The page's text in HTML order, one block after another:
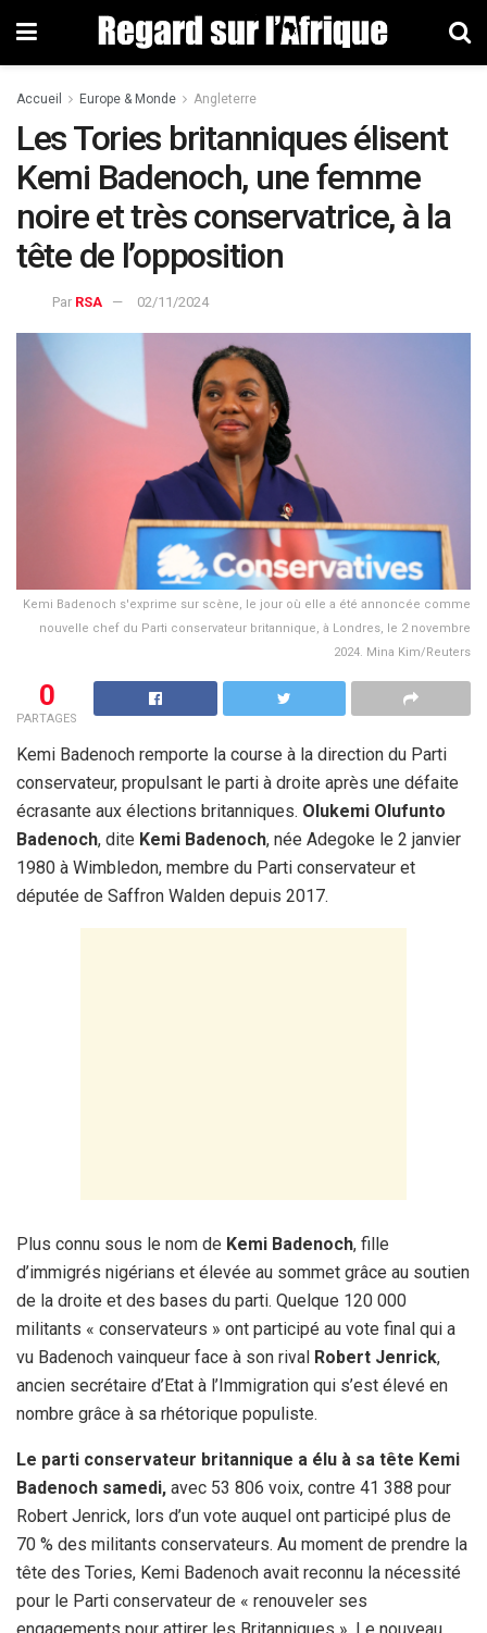
Accueil Europe & Monde Angleterre
Les Tories britanniques élisent
Kemi Badenoch, une femme
noire et très conservatrice, à la
tête de l’opposition
Par RSA 02/11/2024
Kemi Badenoch s'exprime sur scène, le jour où elle a été annoncée comme
nouvelle chef du Parti conservateur britannique, à Londres, le 2 novembre
2024. Mina Kim/Reuters
0
PARTAGES
Kemi Badenoch remporte la course à la direction du Parti
conservateur, propulsant le parti à droite après une défaite
écrasante aux élections britanniques. Olukemi Olufunto
Badenoch, dite Kemi Badenoch, née Adegoke le 2 janvier
1980 à Wimbledon, membre du Parti conservateur et
députée de Saffron Walden depuis 2017.
Plus connu sous le nom de Kemi Badenoch, fille
d’immigrés nigérians et élevée au sommet grâce au soutien
de la droite et des bases du parti. Quelque 120 000
militants « conservateurs » ont participé au vote final qui a
vu Badenoch vainqueur face à son rival Robert Jenrick,
ancien secrétaire d’Etat à l’Immigration qui s’est élevé en
nombre grâce à sa rhétorique populiste.
Le parti conservateur britannique a élu à sa tête Kemi
Badenoch samedi, avec 53 806 voix, contre 41 388 pour
Robert Jenrick, lors d’un vote auquel ont participé plus de
70 % des militants conservateurs. Au moment de prendre la
tête des Tories, Kemi Badenoch avait reconnu la nécessité
pour le Parti conservateur de « renouveler ses